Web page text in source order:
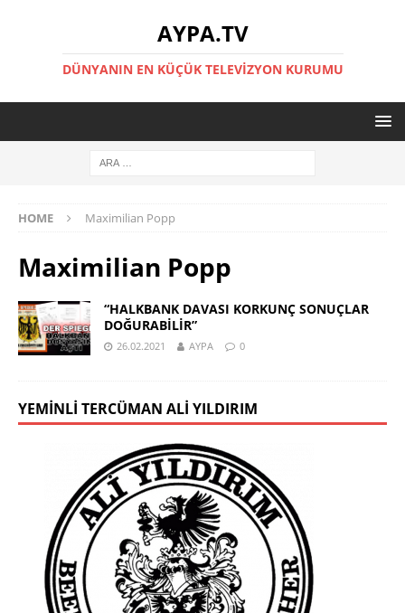
AYPA.TV
DÜNYANIN EN KÜÇÜK TELEVIZYON KURUMU
HOME Maximilian Popp
Maximilian Popp
“HALKBANK DAVASI KORKUNÇ SONUÇLAR
DOĞURABİLİR”
26.02.2021 AYPA 0
YEMINLI TERCÜMAN ALI YILDIRIM